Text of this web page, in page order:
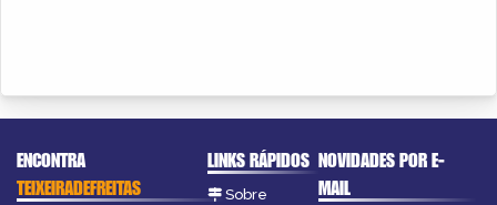
ENCONTRA
TEIXEIRADEFREITAS
LINKS RÁPIDOS
Sobre
NOVIDADES POR E-
MAIL